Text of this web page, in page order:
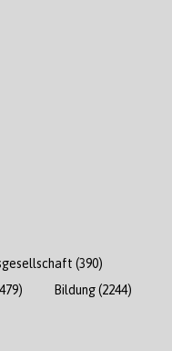
(390)
Bildung(2244)